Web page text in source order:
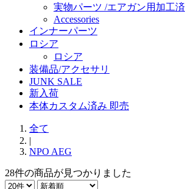
実物パーツ /エアガン用加工済
Accessories
インナーパーツ
ロシア
ロシア
装備品/アクセサリ
JUNK SALE
新入荷
本体カスタム済み 即売
全て
|
NPO AEG
28件の商品が見つかりました